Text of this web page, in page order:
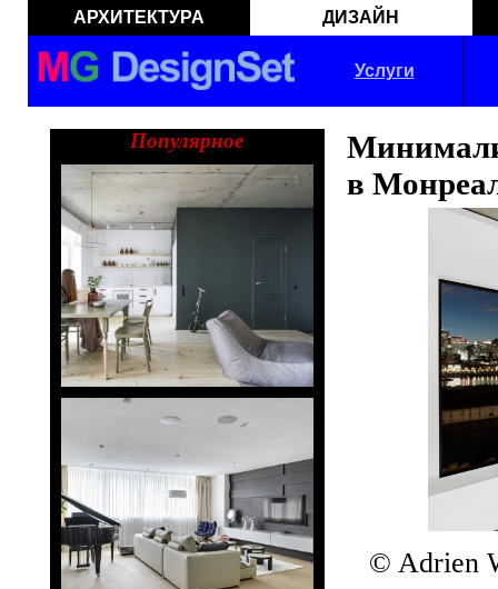
АРХИТЕКТУРА ДИЗАЙН
Услуги
Популярное
в
© Adrien